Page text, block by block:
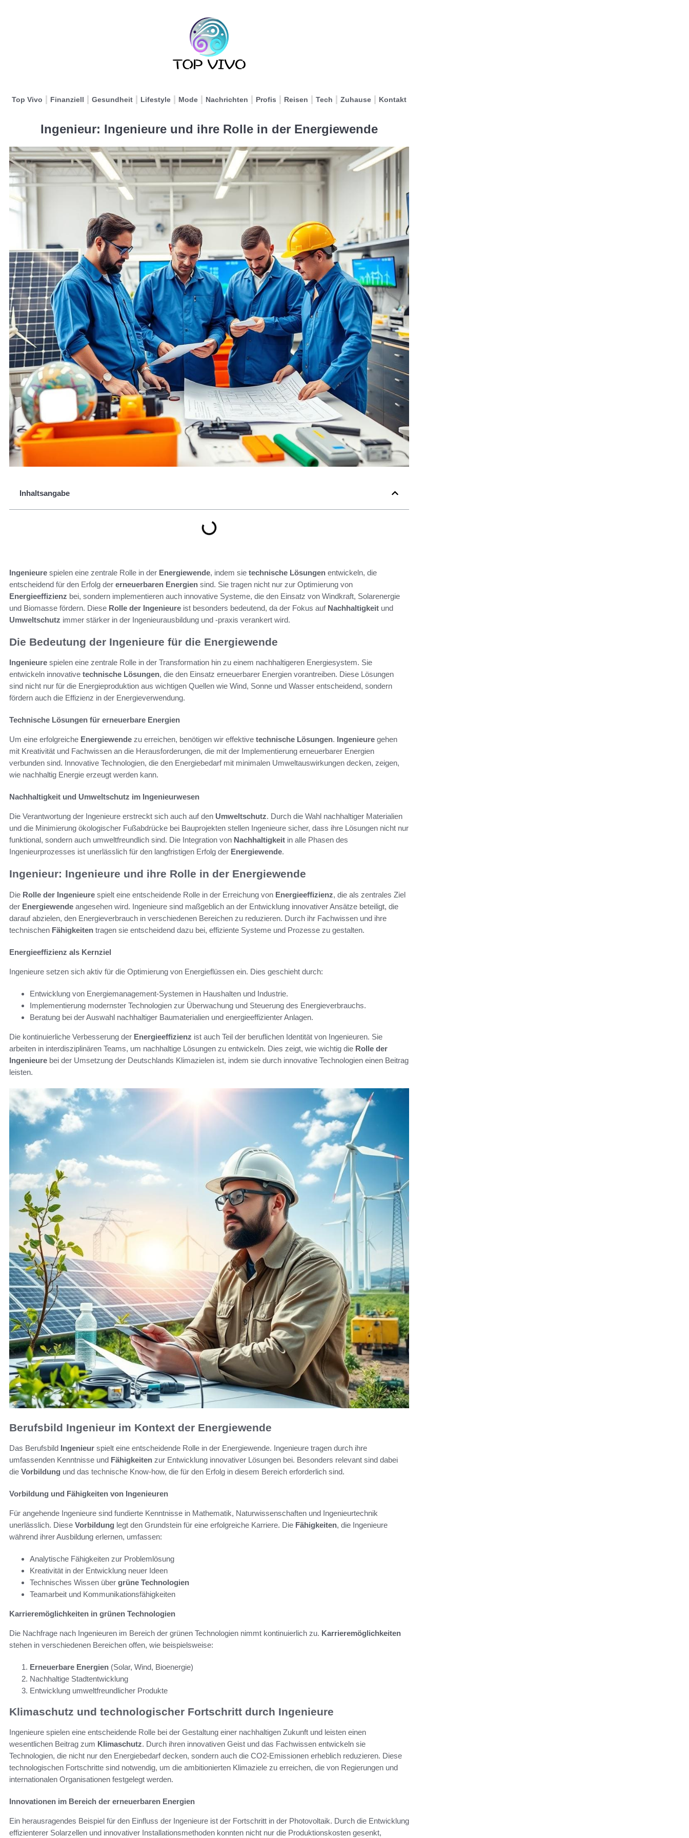
Top Vivo Finanziell Gesundheit Lifestyle Mode Nachrichten Profis Reisen Tech Zuhause Kontakt
Ingenieur: Ingenieure und ihre Rolle in der Energiewende
Inhaltsangabe
Ingenieure spielen eine zentrale Rolle in der Energiewende, indem sie technische Lösungen entwickeln, die
entscheidend für den Erfolg der erneuerbaren Energien sind. Sie tragen nicht nur zur Optimierung von
Energieeffizienz bei, sondern implementieren auch innovative Systeme, die den Einsatz von Windkraft, Solarenergie
und Biomasse fördern. Diese Rolle der Ingenieure ist besonders bedeutend, da der Fokus auf Nachhaltigkeit und
Umweltschutz immer stärker in der Ingenieurausbildung und -praxis verankert wird.
Die Bedeutung der Ingenieure für die Energiewende
Ingenieure spielen eine zentrale Rolle in der Transformation hin zu einem nachhaltigeren Energiesystem. Sie
entwickeln innovative technische Lösungen, die den Einsatz erneuerbarer Energien vorantreiben. Diese Lösungen
sind nicht nur für die Energieproduktion aus wichtigen Quellen wie Wind, Sonne und Wasser entscheidend, sondern
fördern auch die Effizienz in der Energieverwendung.
Technische Lösungen für erneuerbare Energien
Um eine erfolgreiche Energiewende zu erreichen, benötigen wir effektive technische Lösungen. Ingenieure gehen
mit Kreativität und Fachwissen an die Herausforderungen, die mit der Implementierung erneuerbarer Energien
verbunden sind. Innovative Technologien, die den Energiebedarf mit minimalen Umweltauswirkungen decken, zeigen,
wie nachhaltig Energie erzeugt werden kann.
Nachhaltigkeit und Umweltschutz im Ingenieurwesen
Die Verantwortung der Ingenieure erstreckt sich auch auf den Umweltschutz. Durch die Wahl nachhaltiger Materialien
und die Minimierung ökologischer Fußabdrücke bei Bauprojekten stellen Ingenieure sicher, dass ihre Lösungen nicht nur
funktional, sondern auch umweltfreundlich sind. Die Integration von Nachhaltigkeit in alle Phasen des
Ingenieurprozesses ist unerlässlich für den langfristigen Erfolg der Energiewende.
Ingenieur: Ingenieure und ihre Rolle in der Energiewende
Die Rolle der Ingenieure spielt eine entscheidende Rolle in der Erreichung von Energieeffizienz, die als zentrales Ziel
der Energiewende angesehen wird. Ingenieure sind maßgeblich an der Entwicklung innovativer Ansätze beteiligt, die
darauf abzielen, den Energieverbrauch in verschiedenen Bereichen zu reduzieren. Durch ihr Fachwissen und ihre
technischen Fähigkeiten tragen sie entscheidend dazu bei, effiziente Systeme und Prozesse zu gestalten.
Energieeffizienz als Kernziel
Ingenieure setzen sich aktiv für die Optimierung von Energieflüssen ein. Dies geschieht durch:
Entwicklung von Energiemanagement-Systemen in Haushalten und Industrie.
Implementierung modernster Technologien zur Überwachung und Steuerung des Energieverbrauchs.
Beratung bei der Auswahl nachhaltiger Baumaterialien und energieeffizienter Anlagen.
Die kontinuierliche Verbesserung der Energieeffizienz ist auch Teil der beruflichen Identität von Ingenieuren. Sie
arbeiten in interdisziplinären Teams, um nachhaltige Lösungen zu entwickeln. Dies zeigt, wie wichtig die Rolle der
Ingenieure bei der Umsetzung der Deutschlands Klimazielen ist, indem sie durch innovative Technologien einen Beitrag
leisten.
Berufsbild Ingenieur im Kontext der Energiewende
Das Berufsbild Ingenieur spielt eine entscheidende Rolle in der Energiewende. Ingenieure tragen durch ihre
umfassenden Kenntnisse und Fähigkeiten zur Entwicklung innovativer Lösungen bei. Besonders relevant sind dabei
die Vorbildung und das technische Know-how, die für den Erfolg in diesem Bereich erforderlich sind.
Vorbildung und Fähigkeiten von Ingenieuren
Für angehende Ingenieure sind fundierte Kenntnisse in Mathematik, Naturwissenschaften und Ingenieurtechnik
unerlässlich. Diese Vorbildung legt den Grundstein für eine erfolgreiche Karriere. Die Fähigkeiten, die Ingenieure
während ihrer Ausbildung erlernen, umfassen:
Analytische Fähigkeiten zur Problemlösung
Kreativität in der Entwicklung neuer Ideen
Technisches Wissen über grüne Technologien
Teamarbeit und Kommunikationsfähigkeiten
Karrieremöglichkeiten in grünen Technologien
Die Nachfrage nach Ingenieuren im Bereich der grünen Technologien nimmt kontinuierlich zu. Karrieremöglichkeiten
stehen in verschiedenen Bereichen offen, wie beispielsweise:
Erneuerbare Energien (Solar, Wind, Bioenergie)
Nachhaltige Stadtentwicklung
Entwicklung umweltfreundlicher Produkte
Klimaschutz und technologischer Fortschritt durch Ingenieure
Ingenieure spielen eine entscheidende Rolle bei der Gestaltung einer nachhaltigen Zukunft und leisten einen
wesentlichen Beitrag zum Klimaschutz. Durch ihren innovativen Geist und das Fachwissen entwickeln sie
Technologien, die nicht nur den Energiebedarf decken, sondern auch die CO2-Emissionen erheblich reduzieren. Diese
technologischen Fortschritte sind notwendig, um die ambitionierten Klimaziele zu erreichen, die von Regierungen und
internationalen Organisationen festgelegt werden.
Innovationen im Bereich der erneuerbaren Energien
Ein herausragendes Beispiel für den Einfluss der Ingenieure ist der Fortschritt in der Photovoltaik. Durch die Entwicklung
effizienterer Solarzellen und innovativer Installationsmethoden konnten nicht nur die Produktionskosten gesenkt,